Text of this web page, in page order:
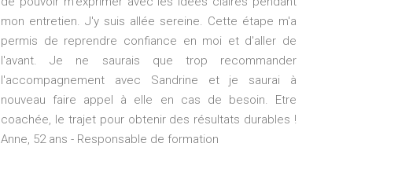
mon entretien. J'y suis allée sereine. Cette étape m'a
permis de reprendre confiance en moi et d'aller de
l'avant. Je ne saurais que trop recommander
l'accompagnement avec Sandrine et je saurai à
nouveau faire appel à elle en cas de besoin. Etre
coachée, le trajet pour obtenir des résultats durables !
Anne, 52 ans - Responsable de formation